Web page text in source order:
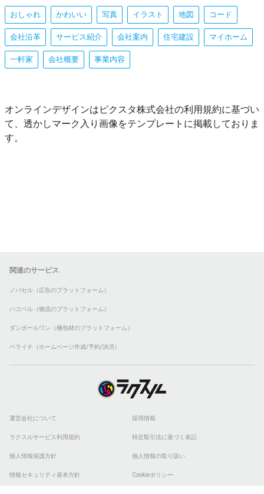
おしゃれ かわいい 写真 イラスト 地図 コード
会社沿革 サービス紹介 会社案内 住宅建設 マイホーム
一軒家 会社概要 事業内容
オンラインデザインはピクスタ株式会社の利用規約に基づい
て、透かしマーク入り画像をテンプレートに掲載しておりま
す。
関連のサービス
ノバセル（広告のプラットフォーム）
ハコベル（物流のプラットフォーム）
ダンボールワン（梱包材のプラットフォーム）
ペライチ（ホームページ作成/予約/決済）
運営会社について 採用情報
ラクスルサービス利用規約 特定取引法に基づく表記
個人情報保護方針 個人情報の取り扱い
情報セキュリティ基本方針 Cookieポリシー